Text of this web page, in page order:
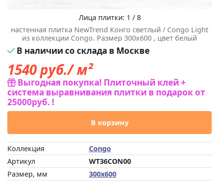
Лица плитки: 1 / 8
настенная плитка NewTrend Конго светлый / Congo Light
из коллекции Congo. Размер 300x600 , цвет белый
В наличии со склада в Москве
1540руб./ м²
Выгодная покупка! Плиточный клей +
система выравнивания плитки в подарок от
25000руб. !
В корзину
Коллекция
Congo
Артикул
WT36CON00
Размер, мм
300x600